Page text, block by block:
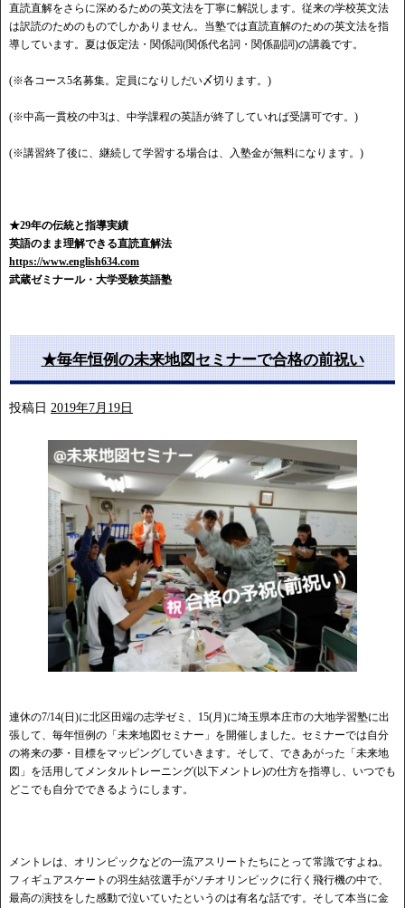
直読直解をさらに深めるための英文法を丁寧に解説します。従来の学校英文法
は訳読のためのものでしかありません。当塾では直読直解のための英文法を指
導しています。夏は仮定法・関係詞(関係代名詞・関係副詞)の講義です。
(※各コース5名募集。定員になりしだい〆切ります。)
(※中高一貫校の中3は、中学課程の英語が終了していれば受講可です。)
(※講習終了後に、継続して学習する場合は、入塾金が無料になります。)
★29年の伝統と指導実績
英語のまま理解できる直読直解法
https://www.english634.com
武蔵ゼミナール・大学受験英語塾
★毎年恒例の未来地図セミナーで合格の前祝い
投稿日 2019年7月19日
連休の7/14(日)に北区田端の志学ゼミ、15(月)に埼玉県本庄市の大地学習塾に出
張して、毎年恒例の「未来地図セミナー」を開催しました。セミナーでは自分
の将来の夢・目標をマッピングしていきます。そして、できあがった「未来地
図」を活用してメンタルトレーニング(以下メントレ)の仕方を指導し、いつでも
どこでも自分でできるようにします。
メントレは、オリンピックなどの一流アスリートたちにとって常識ですよね。
フィギュアスケートの羽生結弦選手がソチオリンピックに行く飛行機の中で、
最高の演技をした感動で泣いていたというのは有名な話です。そして本当に金